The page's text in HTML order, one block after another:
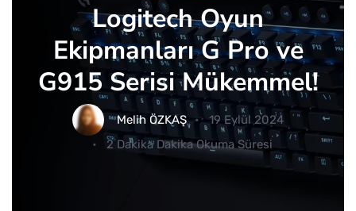
Logitech Oyun
Ekipmanları G Pro ve
G915 Serisi Mükemmel!
Melih ÖZKAŞ
19 Eylül 2024
2 Dakika Dakika Okuma Süresi